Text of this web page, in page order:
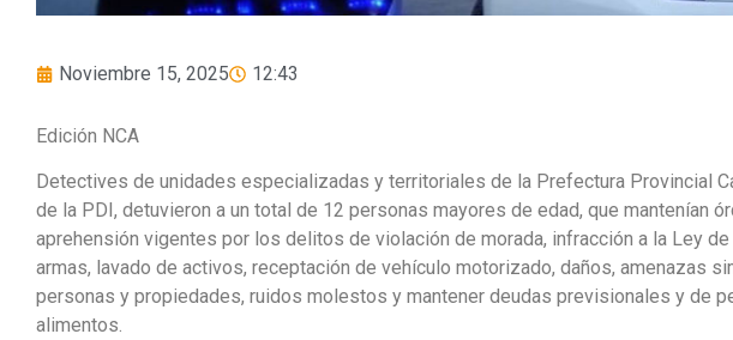
Noviembre 15, 2025 12:43
Edición NCA
Detectives de unidades especializadas y territoriales de la Prefectura Provincial
de la PDI, detuvieron a un total de 12 personas mayores de edad, que mantenían
aprehensión vigentes por los delitos de violación de morada, infracción a la Ley
armas, lavado de activos, receptación de vehículo motorizado, daños, amenazas
personas y propiedades, ruidos molestos y mantener deudas previsionales y de
alimentos.